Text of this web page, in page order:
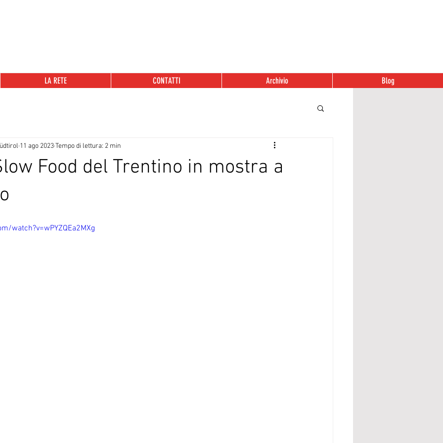
LA RETE CONTATTI Archivio Blog
Food del Trentino in mostra a
11 ago 2023Tempo di lettura: 2 min
watch?v=wPYZQEa2MXg